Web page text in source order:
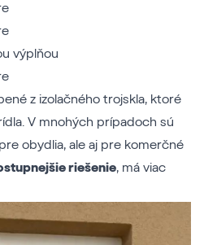
výplňou
z izolačného trojskla, ktoré
V mnohých prípadoch sú
obydlia, ale aj pre komerčné
riešenie, má viac